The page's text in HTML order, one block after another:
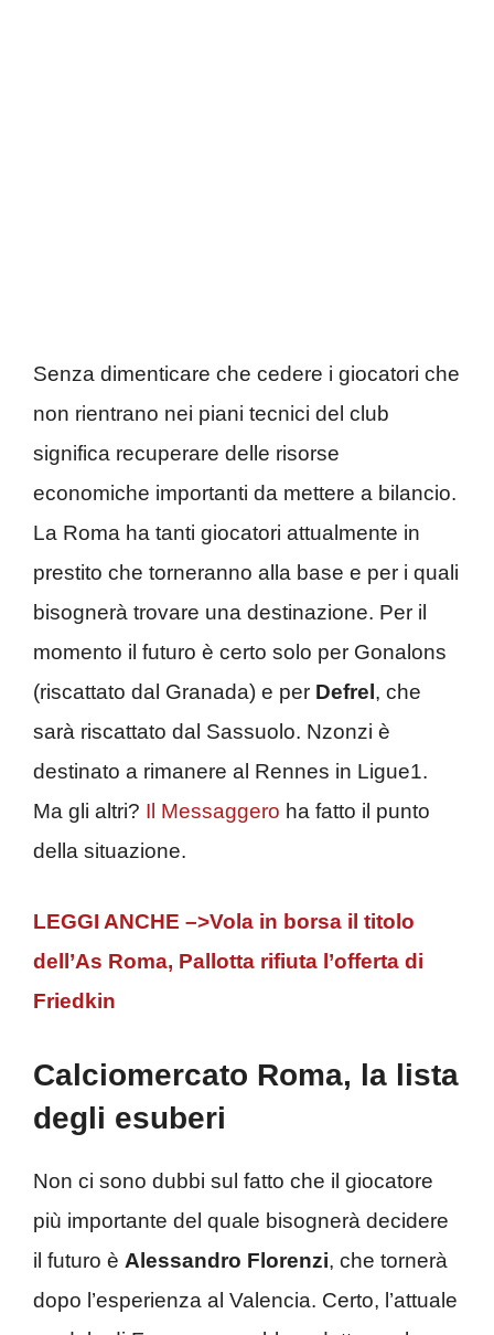
Senza dimenticare che cedere i giocatori che
non rientrano nei piani tecnici del club
significa recuperare delle risorse
economiche importanti da mettere a bilancio.
La Roma ha tanti giocatori attualmente in
prestito che torneranno alla base e per i quali
bisognerà trovare una destinazione. Per il
momento il futuro è certo solo per Gonalons
(riscattato dal Granada) e per Defrel, che
sarà riscattato dal Sassuolo. Nzonzi è
destinato a rimanere al Rennes in Ligue1.
Ma gli altri? Il Messaggero ha fatto il punto
della situazione.
LEGGI ANCHE –>Vola in borsa il titolo
dell’As Roma, Pallotta rifiuta l’offerta di
Friedkin
Calciomercato Roma, la lista
degli esuberi
Non ci sono dubbi sul fatto che il giocatore
più importante del quale bisognerà decidere
il futuro è Alessandro Florenzi, che tornerà
dopo l’esperienza al Valencia. Certo, l’attuale